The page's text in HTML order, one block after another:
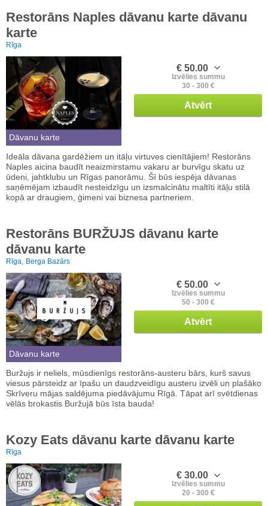
Restorāns Naples dāvanu karte dāvanu
karte
Rīga
Dāvanu karte
€ 50.00
Izvēlies summu
30 - 300 €
Atvērt
Ideāla dāvana gardēžiem un itāļu virtuves cienītājiem! Restorāns
Naples aicina baudīt neaizmirstamu vakaru ar burvīgu skatu uz
ūdeni, jahtklubu un Rīgas panorāmu. Šī būs iespēja dāvanas
saņēmējam izbaudīt nesteidzīgu un izsmalcinātu maltīti itāļu stilā
kopā ar draugiem, ģimeni vai biznesa partneriem.
Restorāns BURŽUJS dāvanu karte
dāvanu karte
Rīga, Berga Bazārs
Dāvanu karte
€ 50.00
Izvēlies summu
50 - 300 €
Atvērt
Buržujs ir neliels, mūsdienīgs restorāns-austeru bārs, kurš savus
viesus pārsteidz ar īpašu un daudzveidīgu austeru izvēli un plašāko
Skrīveru mājas saldējuma piedāvājumu Rīgā. Tāpat arī svētdienas
vēlās brokastis Buržujā būs īsta bauda!
Kozy Eats dāvanu karte dāvanu karte
Rīga
€ 30.00
Izvēlies summu
20 - 300 €